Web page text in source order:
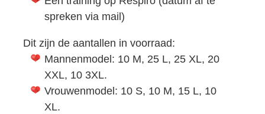
spreken via mail)
Dit zijn de aantallen in voorraad:
Mannenmodel: 10 M, 25 L, 25 XL, 20
XXL, 10 3XL.
Vrouwenmodel: 10 S, 10 M, 15 L, 10
XL.